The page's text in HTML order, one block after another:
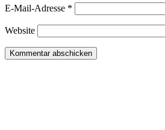
E-Mail-Adresse *
Website